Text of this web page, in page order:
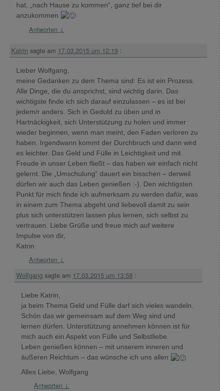
hat, „nach Hause zu kommen“, ganz tief bei dir
anzukommen
Antworten ↓
Katrin sagte am 17.03.2015 um 12:19 :
Lieber Wolfgang,
meine Gedanken zu dem Thema sind: Es ist ein Prozess.
Alle Dinge, die du ansprichst, sind wichtig darin. Das
wichtigste finde ich sich darauf einzulassen – es ist bei
jedem/r anders. Sich in Geduld zu üben und in
Hartnäckigkeit, sich Unterstützung zu holen und immer
wieder beginnen, wenn man meint, den Faden verloren zu
haben. Irgendwann kommt der Durchbruch und dann wird
es leichter. Das Geld und Fülle in Leichtigkeit und mit
Freude in unser Leben fließt – das haben wir einfach nicht
gelernt. Die „Umschulung“ dauert ein bisschen – derweil
dürfen wir auch das Leben genießen :-). Den wichtigsten
Punkt für mich finde ich aufmerksam zu werden dafür, was
in einem zum Thema abgeht und liebevoll damit zu sein
plus sich unterstützen lassen plus lernen, sich selbst zu
vertrauen. Liebe Grüße und freue mich auf weitere
Impulse von dir,
Katrin
Antworten ↓
Wolfgang sagte am 17.03.2015 um 13:58 :
Liebe Katrin,
ja beim Thema Geld und Fülle darf sich vieles wandeln.
Schön das wir gemeinsam auf dem Weg sind und
lernen dürfen. Unterstützung annehmen können ist für
mich auch ein Aspekt von Fülle und Selbstliebe.
Leben genießen können – mit unserem inneren und
äußeren Reichtum – das wünsche ich uns allen
Alles Liebe, Wolfgang
Antworten ↓